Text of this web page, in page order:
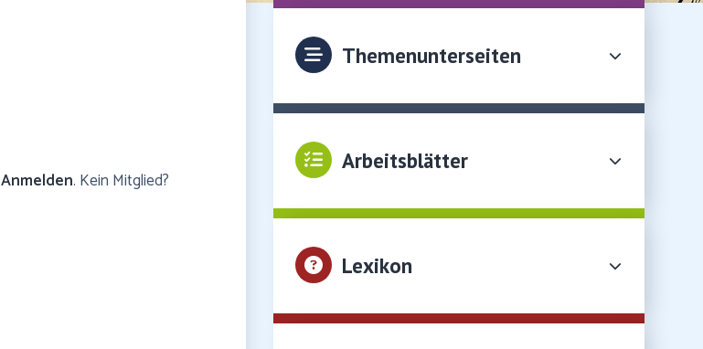
Anmelden. Kein Mitglied?
Themenunterseiten
Arbeitsblätter
Lexikon